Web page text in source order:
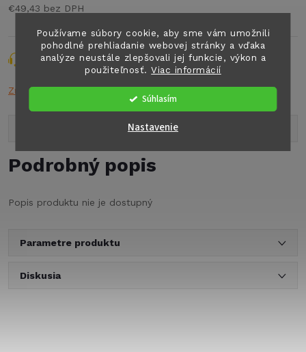
Používame súbory cookie, aby sme vám umožnili
pohodlné prehliadanie webovej stránky a vďaka
analýze neustále zlepšovali jej funkcie, výkon a
použiteľnosť.Viac informácií
Súhlasím
Nastavenie
€49,43 bez DPH
Opýtať sa Strážiť Zdieľať
Značka:
Podrobný popis
Popis produktu nie je dostupný
Parametre produktu
Diskusia